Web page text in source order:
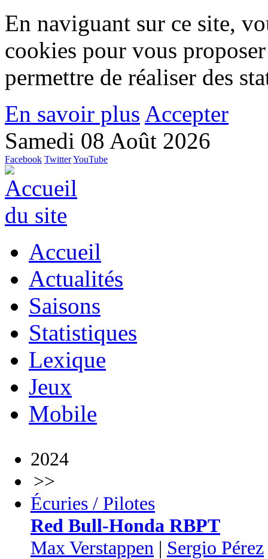
En naviguant sur ce site,
cookies pour vous
permettre de réaliser des
En savoir plus Accepter
Samedi 08 Août 2026
Facebook TwitterYouTube
Accueil
Actualités
Saisons
Statistiques
Lexique
Jeux
Mobile
2024
>>
Écuries / Pilotes
Red Bull-Honda RBPT
Max Verstappen | Sergio Pérez